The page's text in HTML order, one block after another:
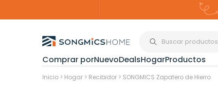
Comprar porNuevoDealsHogarProductos
Organización del
Inicio > Hogar > Recibidor > SONGMICS Zapatero de Hierro